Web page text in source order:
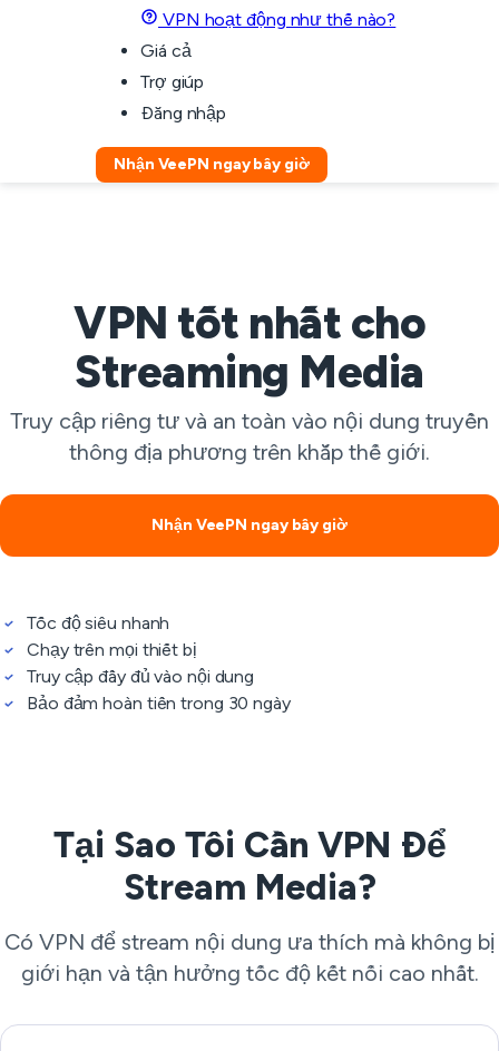
VPN hoạt động như thế nào?
Giá cả
Trợ giúp
Đăng nhập
Nhận VeePN ngay bây giờ
VPN tốt nhất cho
Streaming Media
Truy cập riêng tư và an toàn vào nội dung truyền
thông địa phương trên khắp thế giới.
Nhận VeePN ngay bây giờ
Tốc độ siêu nhanh
Chạy trên mọi thiết bị
Truy cập đầy đủ vào nội dung
Bảo đảm hoàn tiền trong 30 ngày
Tại Sao Tôi Cần VPN Để
Stream Media?
Có VPN để stream nội dung ưa thích mà không bị
giới hạn và tận hưởng tốc độ kết nối cao nhất.